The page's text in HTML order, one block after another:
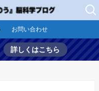
お問い合わせ
詳しくはこちら